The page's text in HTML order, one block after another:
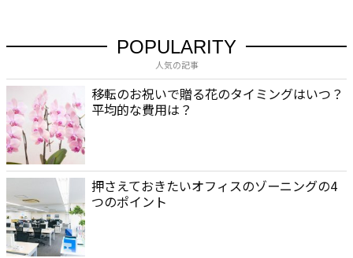
わ
POPULARITY
人気の記事
移転のお祝いで贈る花のタイミングはいつ？
平均的な費用は？
押さえておきたいオフィスのゾーニングの4
つのポイント